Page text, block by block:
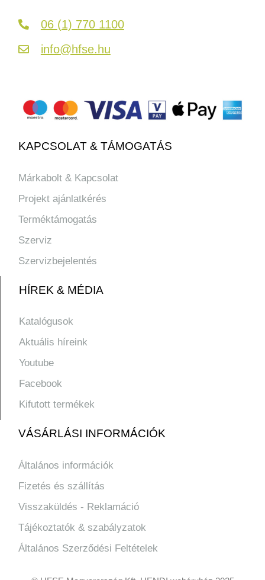
06 (1) 770 1100
info@hfse.hu
KAPCSOLAT & TÁMOGATÁS
Márkabolt & Kapcsolat
Projekt ajánlatkérés
Terméktámogatás
Szerviz
Szervizbejelentés
HÍREK & MÉDIA
Katalógusok
Aktuális híreink
Youtube
Facebook
Kifutott termékek
VÁSÁRLÁSI INFORMÁCIÓK
Általános információk
Fizetés és szállítás
Visszaküldés - Reklamáció
Tájékoztatók & szabályzatok
Általános Szerződési Feltételek